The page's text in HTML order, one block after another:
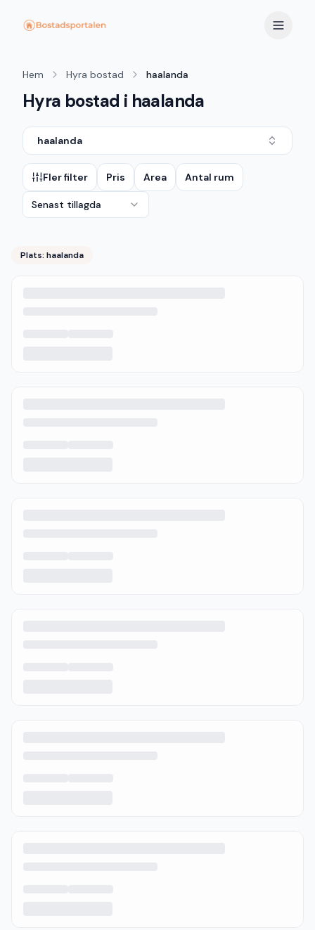
Hem Hyra bostad haalanda
Hyra bostad i haalanda
haalanda
Fler filter Pris Area Antal rum
Senast tillagda
Plats: haalanda